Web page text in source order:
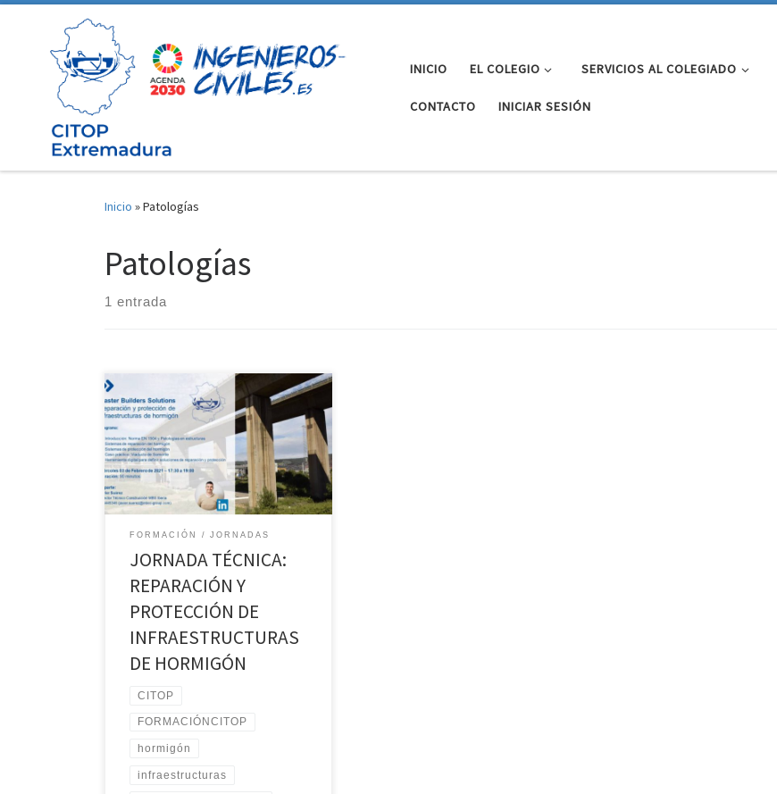
Saltar al contenido
INICIO EL COLEGIO SERVICIOS AL COLEGIADO
CONTACTO INICIAR SESIÓN
Inicio »Patologías
Patologías
1 entrada
El próximo día 3 de febrero a las
17:30 h, celebraremos de manera
virtual una jornada técnica sobre
Reparación y Protección de
Infraestructuras de Hormigón, de la
mano de la empresa Master Builders
Solutions, en la que Javier Suárez,
jornada de aproximadamente 90 […]
FORMACIÓN JORNADAS
JORNADA TÉCNICA:
REPARACIÓN Y
PROTECCIÓN DE
INFRAESTRUCTURAS
DE HORMIGÓN
CITOP
FORMACIÓNCITOP
hormigón
infraestructuras